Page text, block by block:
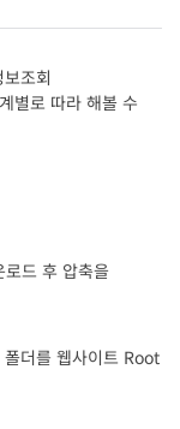
조회
별로 따라 해볼 수
드 후 압축을
더를 웹사이트 Root